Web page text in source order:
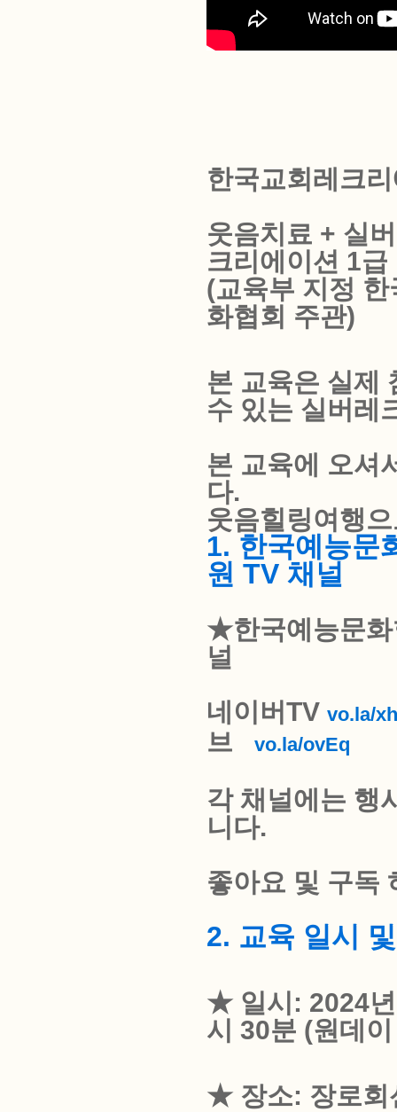
한국교회레크
웃음치료 + 실
크리에이션 1
(교육부 지정
화협회 주관)
본 교육은 실제
수 있는 실버레
본 교육에 오셔
다.
웃음힐링여행
1. 한국예능문
원 TV 채널
★한국예능문화
널
네이버TV vo.la/
브 vo.la/ovEq
각 채널에는 행
니다.
좋아요 및 구독
2. 교육 일시
★ 일시: 2024년
시 30분 (원데
★ 장소: 장로회